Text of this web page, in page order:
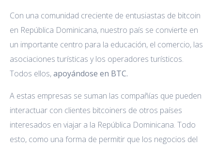
Con una comunidad creciente de entusiastas de bitcoin
en República Dominicana, nuestro país se convierte en
un importante centro para la educación, el comercio, las
asociaciones turísticas y los operadores turísticos.
Todos ellos,apoyándose en BTC.
A estas empresas se suman las compañías que pueden
interactuar con clientes bitcoiners de otros países
interesados en viajar a la República Dominicana. Todo
esto, como una forma de permitir que los negocios del